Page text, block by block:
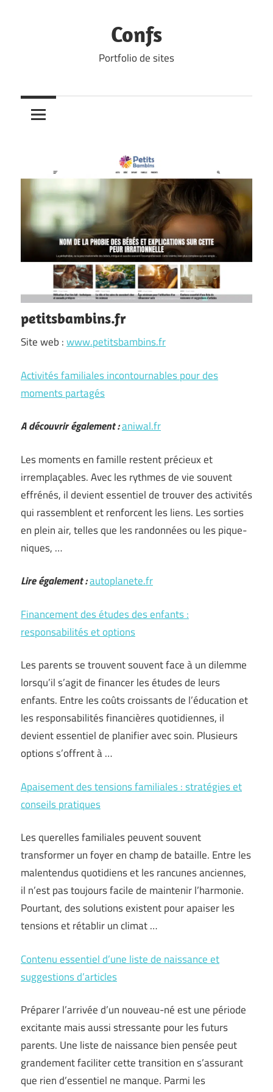
Confs
Portfolio de sites
petitsbambins.fr
Site web :www.petitsbambins.fr
Activités familiales incontournables pour des
moments partagés
A découvrir également :aniwal.fr
Les moments en famille restent précieux et
irremplaçables. Avec les rythmes de vie souvent
effrénés, il devient essentiel de trouver des activités
qui rassemblent et renforcent les liens. Les sorties
en plein air, telles que les randonnées ou les pique-
niques, …
Lire également :autoplanete.fr
Financement des études des enfants :
responsabilités et options
Les parents se trouvent souvent face à un dilemme
lorsqu’il s’agit de financer les études de leurs
enfants. Entre les coûts croissants de l’éducation et
les responsabilités financières quotidiennes, il
devient essentiel de planifier avec soin. Plusieurs
options s’offrent à …
Apaisement des tensions familiales : stratégies et
conseils pratiques
Les querelles familiales peuvent souvent
transformer un foyer en champ de bataille. Entre les
malentendus quotidiens et les rancunes anciennes,
il n’est pas toujours facile de maintenir l’harmonie.
Pourtant, des solutions existent pour apaiser les
tensions et rétablir un climat …
Contenu essentiel d’une liste de naissance et
suggestions d’articles
Préparer l’arrivée d’un nouveau-né est une période
excitante mais aussi stressante pour les futurs
parents. Une liste de naissance bien pensée peut
grandement faciliter cette transition en s’assurant
que rien d’essentiel ne manque. Parmi les